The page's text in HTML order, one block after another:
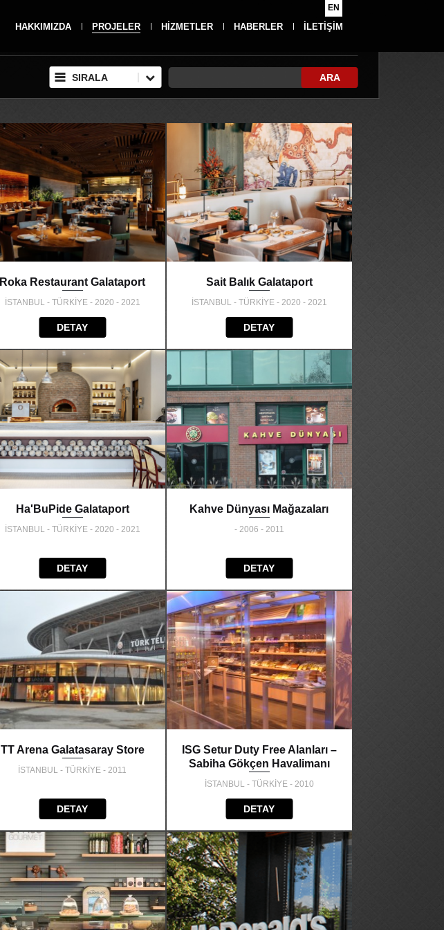
EN
HAKKIMIZDA PROJELER HİZMETLER HABERLER İLETİŞİM
SIRALA ARA
Roka Restaurant Galataport
İSTANBUL - TÜRKİYE - 2020 - 2021
DETAY
Sait Balık Galataport
İSTANBUL - TÜRKİYE - 2020 - 2021
DETAY
Ha'BuPide Galataport
İSTANBUL - TÜRKİYE - 2020 - 2021
DETAY
Kahve Dünyası Mağazaları
- 2006 - 2011
DETAY
TT Arena Galatasaray Store
İSTANBUL - TÜRKİYE - 2011
DETAY
ISG Setur Duty Free Alanları –
Sabiha Gökçen Havalimanı
İSTANBUL - TÜRKİYE - 2010
DETAY